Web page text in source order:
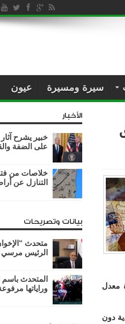
للصهاينة
سيرة ومسيرة عيون
زيادة معدل
دون
الأخبار
خبير يشرح
على الضفة
خلاصات من
التنازل عن
بيانات وتصريحات
متحدث
الرئيس مرسي
المتحدث باسم
وراياتها